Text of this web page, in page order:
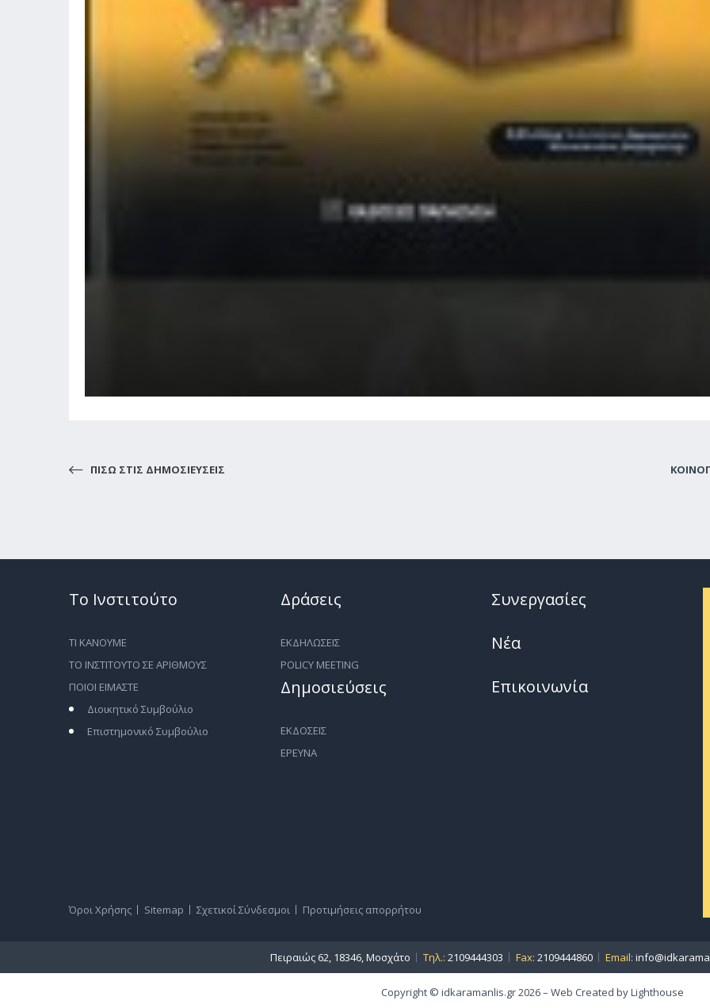
ΠΙΣΩ ΣΤΙΣ ΔΗΜΟΣΙΕΥΣΕΙΣ
Το Ινστιτούτο
ΤΙ ΚΑΝΟΥΜΕ
ΤΟ ΙΝΣΤΙΤΟΥΤΟ ΣΕ ΑΡΙΘΜΟΥΣ
ΠΟΙΟΙ ΕΙΜΑΣΤΕ
Διοικητικό Συμβούλιο
Επιστημονικό Συμβούλιο
Δράσεις
ΕΚΔΗΛΩΣΕΙΣ
POLICY MEETING
Δημοσιεύσεις
ΕΚΔΟΣΕΙΣ
ΕΡΕΥΝΑ
Συνεργασίες
Νέα
Επικοινωνία
Όροι Χρήσης Sitemap Σχετικοί Σύνδεσμοι Προτιμήσεις απορρήτου
Πειραιώς 62, 18346, Μοσχάτο Τηλ.: 2109444303 Fax: 2109444860 Email:
Copyright © idkaramanlis.gr 2026 – Web Created byLighthouse